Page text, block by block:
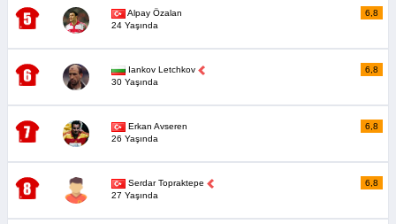
Alpay Özalan
24 Yaşında
6,8
Iankov Letchkov
30 Yaşında
6,8
Erkan Avseren
26 Yaşında
6,8
Serdar Topraktepe
27 Yaşında
6,8